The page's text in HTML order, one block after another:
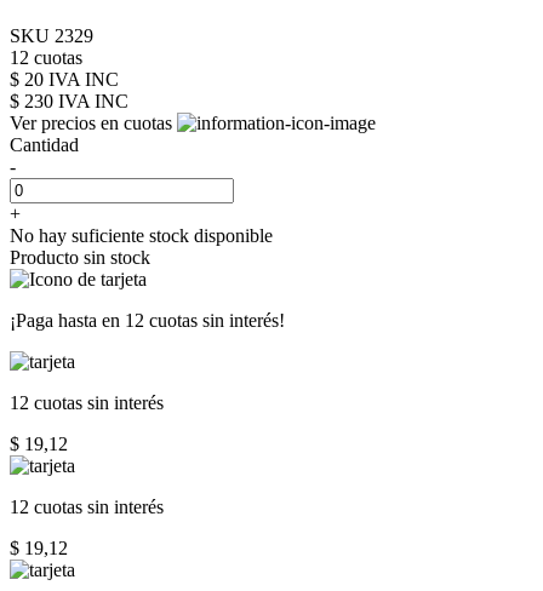
SKU 2329
12 cuotas
$ 20 IVA INC
$ 230 IVA INC
Ver precios en cuotas
Cantidad
-
+
No hay suficiente stock disponible
Producto sin stock
¡Paga hasta en 12 cuotas sin interés!
12 cuotas sin interés
$ 19,12
12 cuotas sin interés
$ 19,12